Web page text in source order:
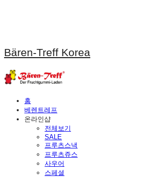
Bären-Treff Korea
홈
베렌트레프
온라인샵
전체보기
SALE
프루츠스낵
프루츠쥬스
사우어
스페셜